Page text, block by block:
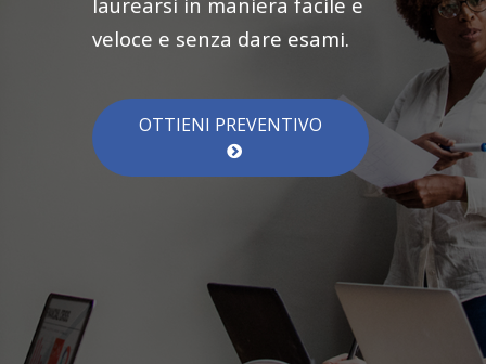
veloce e senza dare esami.
OTTIENI PREVENTIVO